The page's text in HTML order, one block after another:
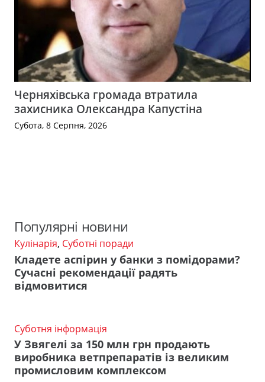
Черняхівська громада втратила
захисника Олександра Капустіна
Субота, 8 Серпня, 2026
Популярні новини
Кулінарія, Суботні поради
Кладете аспірин у банки з помідорами?
Сучасні рекомендації радять
відмовитися
Суботня інформація
У Звягелі за 150 млн грн продають
виробника ветпрепаратів із великим
промисловим комплексом